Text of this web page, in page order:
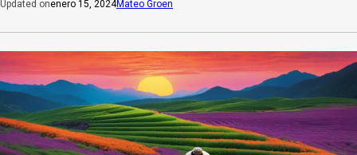
Updated onenero 15, 2024Mateo Groen